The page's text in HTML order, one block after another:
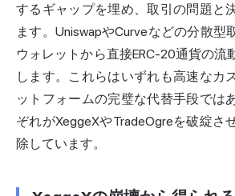
するギャップを埋め、取引の問題と
ます。UniswapやCurveなどの分散型
ウォレットから直接ERC-20通貨の流
します。これらはいずれも高速なカ
ットフォームの完璧な代替手段では
ぞれがXeggeXやTradeOgreを破綻さ
除しています。